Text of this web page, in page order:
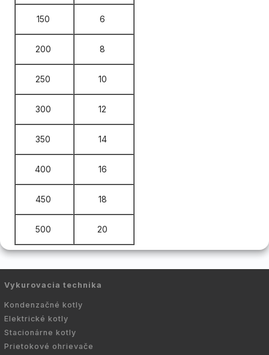
150 6
200 8
250 10
300 12
350 14
400 16
450 18
500 20
Vykurovacia technika
Kondenzačné kotly
Elektrické kotly
Stacionárne kotly
Prietokové ohrievače